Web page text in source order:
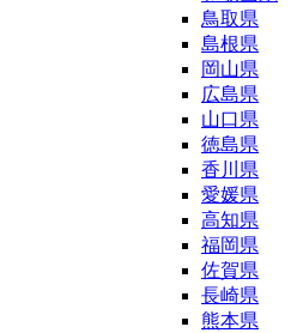
鳥取県
島根県
岡山県
広島県
山口県
徳島県
香川県
愛媛県
高知県
福岡県
佐賀県
長崎県
熊本県